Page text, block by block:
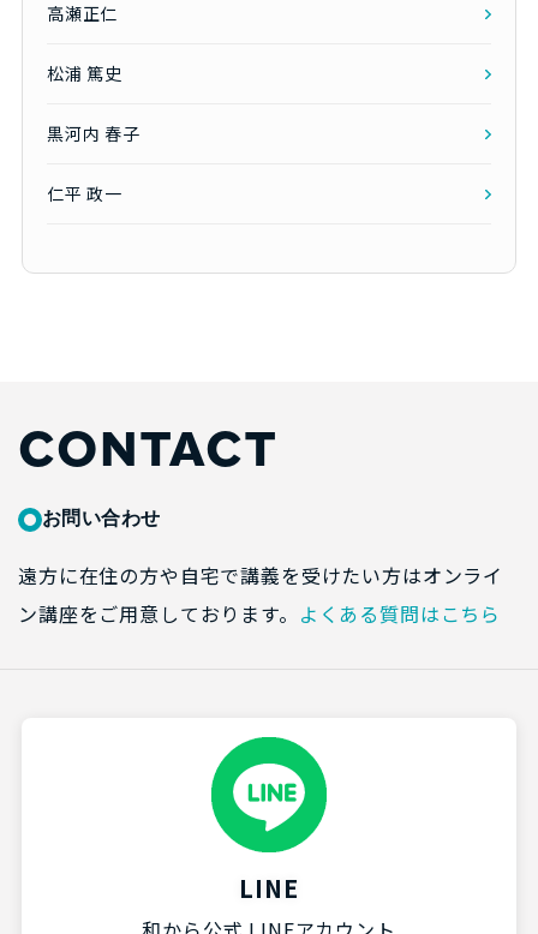
高瀬正仁
松浦 篤史
黒河内 春子
仁平 政一
CONTACT
お問い合わせ
遠方に在住の方や自宅で講義を受けたい方はオンライ
ン講座をご用意しております。 よくある質問はこちら
LINE